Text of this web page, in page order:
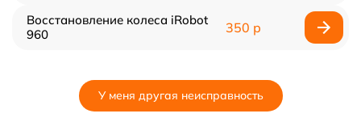
Восстановление колеса iRobot
960
350 р
У меня другая неисправность